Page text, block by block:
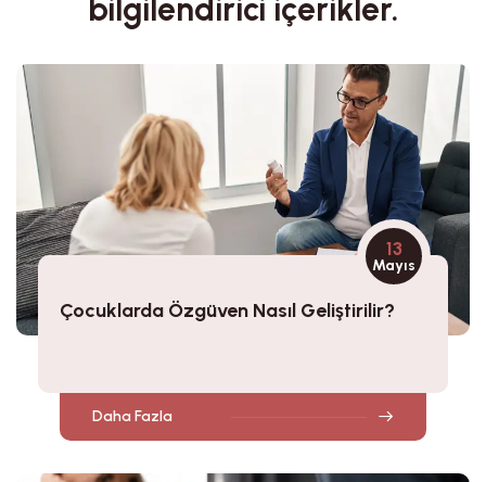
bilgilendirici içerikler.
13
Mayıs
Çocuklarda Özgüven Nasıl Geliştirilir?
Daha Fazla